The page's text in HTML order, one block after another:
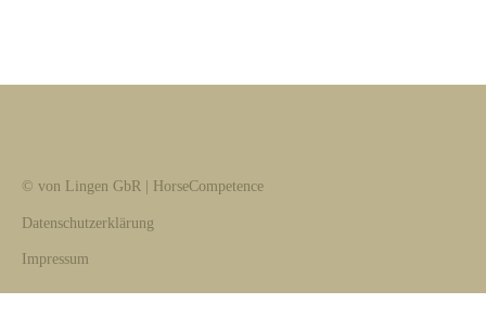
© von Lingen GbR | HorseCompetence
Datenschutzerklärung
Impressum